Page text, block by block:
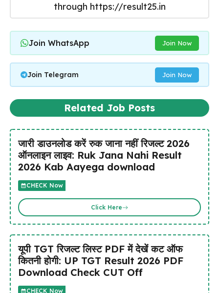
through https://result25.in
Join WhatsApp Join Now
Join Telegram Join Now
Related Job Posts
जारी डाउनलोड करें रुक जाना नहीं रिजल्ट 2026
ऑनलाइन लाइव: Ruk Jana Nahi Result
2026 Kab Aayega download
CHECK Now
Click Here
यूपी TGT रिजल्ट लिस्ट PDF में देखें कट ऑफ
कितनी होगी: UP TGT Result 2026 PDF
Download Check CUT Off
CHECK Now